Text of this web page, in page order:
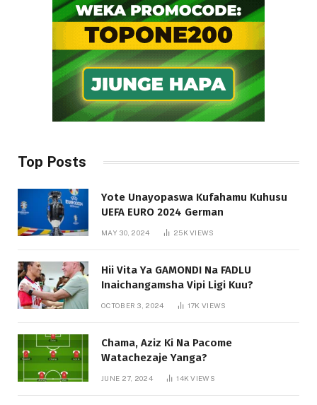
Top Posts
Yote Unayopaswa Kufahamu Kuhusu
UEFA EURO 2024 German
MAY 30, 2024 25KVIEWS
Hii Vita Ya GAMONDI Na FADLU
Inaichangamsha Vipi Ligi Kuu?
OCTOBER 3, 2024 17KVIEWS
Chama, Aziz Ki Na Pacome
Watachezaje Yanga?
JUNE 27, 2024 14KVIEWS